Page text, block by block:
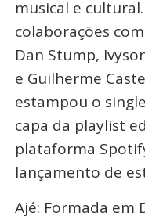
musical e
colaborações
Dan Stump,
e Guilherme
estampou o
capa da playlist
plataforma
lançamento de
Ajé: Formada em